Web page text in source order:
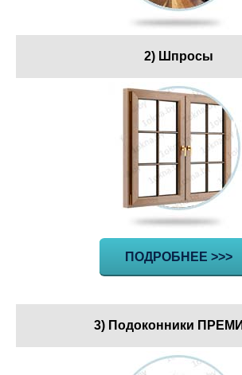
2) Шпросы
ПОДРОБНЕЕ >>>
3) Подоконники